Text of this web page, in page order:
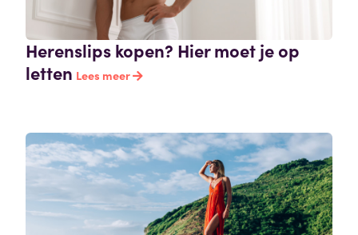
Herenslips kopen? Hier moet je op
letten Lees meer